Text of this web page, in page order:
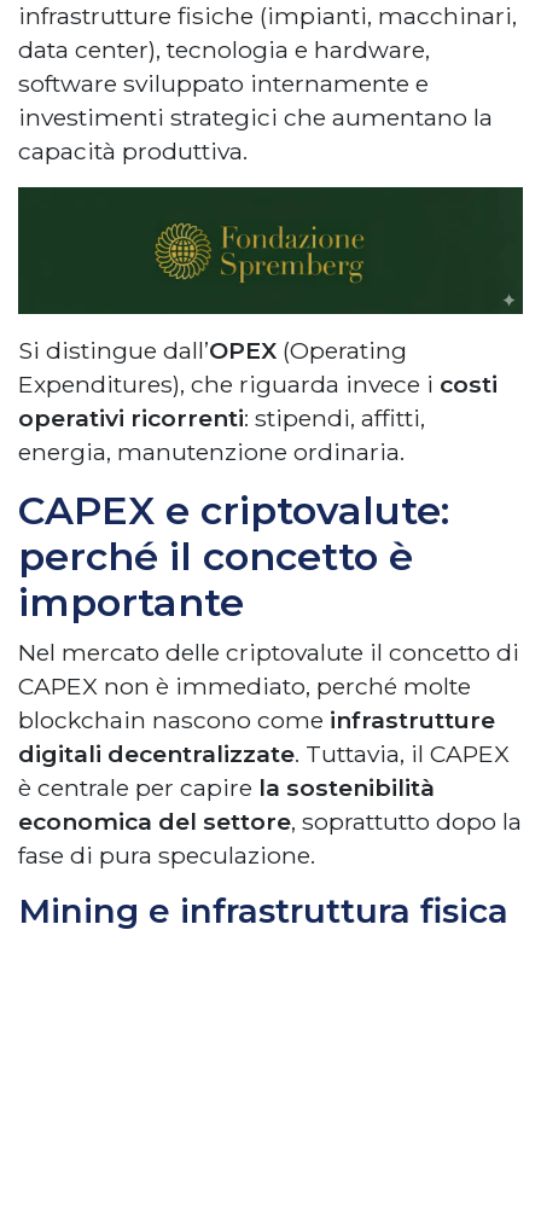
infrastrutture fisiche (impianti, macchinari,
data center), tecnologia e hardware,
software sviluppato internamente e
investimenti strategici che aumentano la
capacità produttiva.
Si distingue dall’OPEX (Operating
Expenditures), che riguarda invece i costi
operativi ricorrenti: stipendi, affitti,
energia, manutenzione ordinaria.
CAPEX e criptovalute:
perché il concetto è
importante
Nel mercato delle criptovalute il concetto di
CAPEX non è immediato, perché molte
blockchain nascono come infrastrutture
digitali decentralizzate. Tuttavia, il CAPEX
è centrale per capire la sostenibilità
economica del settore, soprattutto dopo la
fase di pura speculazione.
Mining e infrastruttura fisica